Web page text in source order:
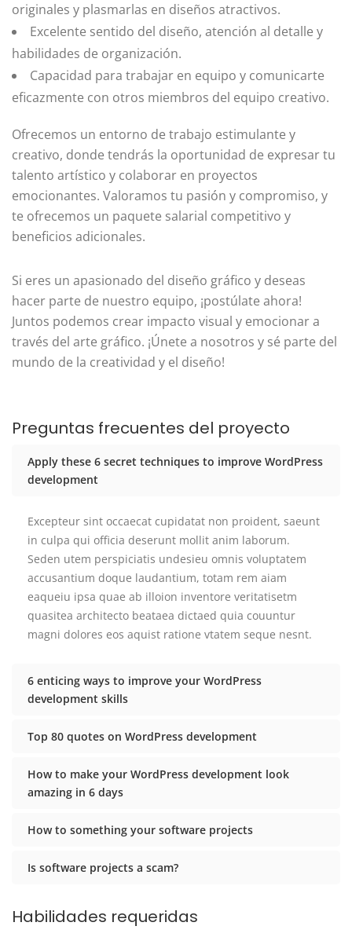
originales y plasmarlas en diseños atractivos.
Excelente sentido del diseño, atención al detalle y
habilidades de organización.
Capacidad para trabajar en equipo y comunicarte
eficazmente con otros miembros del equipo creativo.
Ofrecemos un entorno de trabajo estimulante y
creativo, donde tendrás la oportunidad de expresar tu
talento artístico y colaborar en proyectos
emocionantes. Valoramos tu pasión y compromiso, y
te ofrecemos un paquete salarial competitivo y
beneficios adicionales.
Si eres un apasionado del diseño gráfico y deseas
hacer parte de nuestro equipo, ¡postúlate ahora!
Juntos podemos crear impacto visual y emocionar a
través del arte gráfico. ¡Únete a nosotros y sé parte del
mundo de la creatividad y el diseño!
Preguntas frecuentes del proyecto
Apply these 6 secret techniques to improve WordPress
development
Excepteur sint occaecat cupidatat non proident, saeunt
in culpa qui officia deserunt mollit anim laborum.
Seden utem perspiciatis undesieu omnis voluptatem
accusantium doque laudantium, totam rem aiam
eaqueiu ipsa quae ab illoion inventore veritatisetm
quasitea architecto beataea dictaed quia couuntur
magni dolores eos aquist ratione vtatem seque nesnt.
6 enticing ways to improve your WordPress
development skills
Top 80 quotes on WordPress development
How to make your WordPress development look
amazing in 6 days
How to something your software projects
Is software projects a scam?
Habilidades requeridas